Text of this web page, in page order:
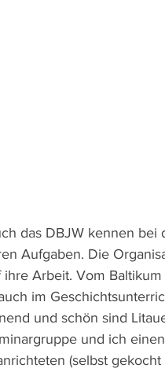
das DBJW kennen
Aufgaben. Die
ihre Arbeit. Vom
im
und schön sind
und ich
(selbst